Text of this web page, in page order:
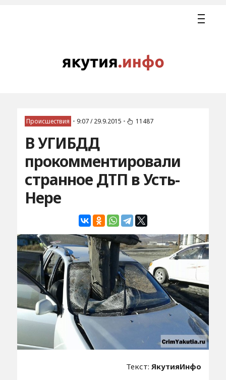
Происшествия • 9:07 / 29.9.2015 • 11487
В УГИБДД
прокомментировали
странное ДТП в Усть-
Нере
Текст:ЯкутияИнфо